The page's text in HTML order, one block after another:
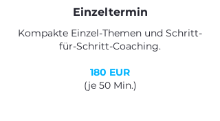
Einzeltermin
Kompakte Einzel-Themen und Schritt-
für-Schritt-Coaching.
180 EUR
(je 50 Min.)